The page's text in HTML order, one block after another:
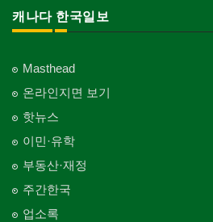
캐나다 한국일보
Masthead
온라인지면 보기
핫뉴스
이민·유학
부동산·재정
주간한국
업소록